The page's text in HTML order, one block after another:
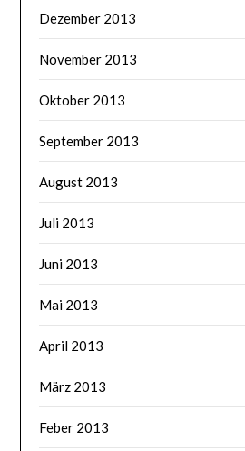
Dezember 2013
November 2013
Oktober 2013
September 2013
August 2013
Juli 2013
Juni 2013
Mai 2013
April 2013
März 2013
Feber 2013